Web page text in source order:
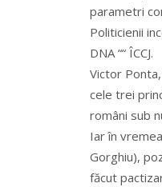
parametri
Politicienii
DNA ““ ÎCCJ.
Victor
cele trei
români sub
Iar în
Gorghiu),
făcut